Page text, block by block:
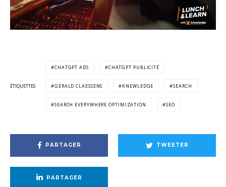
ÉTIQUETTES
CHATGPT ADS CHATGPT PUBLICITÉ
GERALD CLAESSENS KNEWLEDGE SEARCH
SEARCH EVERYWHERE OPTIMIZATION SEO
PARTAGER TWEETER
PARTAGER